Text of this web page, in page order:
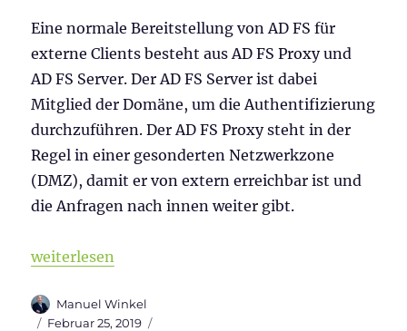
Eine normale Bereitstellung von AD FS für
externe Clients besteht aus AD FS Proxy und
AD FS Server. Der AD FS Server ist dabei
Mitglied der Domäne, um die Authentifizierung
durchzuführen. Der AD FS Proxy steht in der
Regel in einer gesonderten Netzwerkzone
(DMZ), damit er von extern erreichbar ist und
die Anfragen nach innen weiter gibt.
„Citrix ADC als AD FS Proxy“
weiterlesen
Autor
Manuel Winkel
Veröffentlicht
Februar 25, 2019